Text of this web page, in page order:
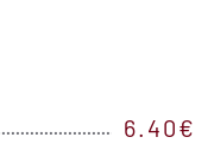
6.40€